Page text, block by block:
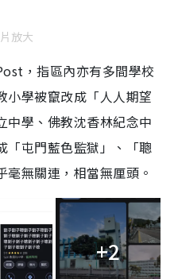
放大
，指區內亦有多間學校
小學被竄改成「人人期望
中學、佛教沈香林紀念中
「屯門藍色監獄」、「聰
無關連，相當無厘頭。
+2